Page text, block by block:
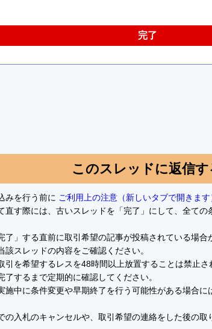
完了
このスレッドに返信す
みを行う前に ご利用上の注意（新しいタブで開きます
直す際には、古いスレッドを「完了」にして、全て
了」する直前に取引希望の記事が投稿されている場
該スレッドの内容をご確認ください。
引を希望するレスを48時間以上放置することは禁止
了するまで定期的に確認してください。
施中に条件変更や早期終了を行う可能性がある場合
の入札のキャンセルや、取引希望の連絡をした後の取